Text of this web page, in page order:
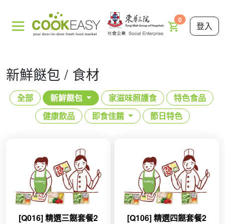
0
登入
新鮮餸包 / 食材
全部 新鮮餸包 家滋味照護食
特色食品
健康飲品
即食佳餚 節日特色
[Q016] 精選三餸套餐2 [Q106] 精選四餸套餐2